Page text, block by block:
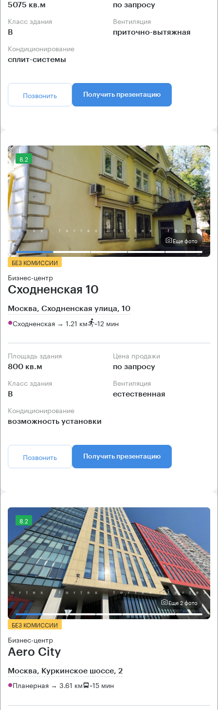
5075 кв.м по запросу
Класс здания
B
Вентиляция
приточно-вытяжная
Кондиционирование
сплит-системы
Позвонить Получить презентацию
8.2
Еще фото
БЕЗ КОМИССИИ
Бизнес-центр
Сходненская 10
Москва, Сходненская улица, 10
Сходненская → 1.21 км ~12 мин
Площадь здания
800 кв.м
Цена продажи
по запросу
Класс здания
B
Вентиляция
естественная
Кондиционирование
возможность установки
Позвонить Получить презентацию
8.2
Еще 2 фото
БЕЗ КОМИССИИ
Бизнес-центр
Aero City
Москва, Куркинское шоссе, 2
Планерная → 3.61 км ~15 мин